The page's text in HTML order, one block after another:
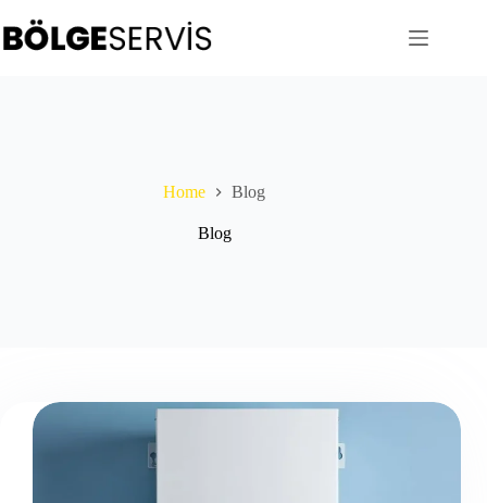
to
content
Home Blog
Blog